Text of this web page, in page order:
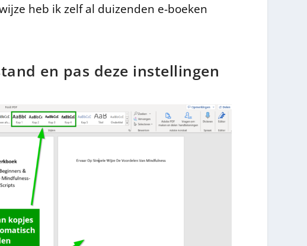
heb ik zelf al duizenden e-boeken
en pas deze instellingen